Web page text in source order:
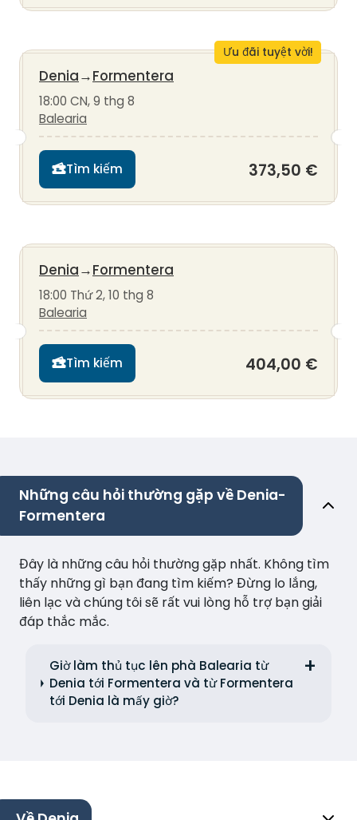
Ưu đãi tuyệt vời!
Denia→Formentera
18:00 CN, 9 thg 8
Balearia
Tìm kiếm 373,50 €
Denia→Formentera
18:00 Thứ 2, 10 thg 8
Balearia
Tìm kiếm 404,00 €
Những câu hỏi thường gặp về Denia-
Formentera
Đây là những câu hỏi thường gặp nhất. Không tìm
thấy những gì bạn đang tìm kiếm? Đừng lo lắng,
liên lạc và chúng tôi sẽ rất vui lòng hỗ trợ bạn giải
đáp thắc mắc.
Giờ làm thủ tục lên phà Balearia từ
Denia tới Formentera và từ Formentera
tới Denia là mấy giờ?